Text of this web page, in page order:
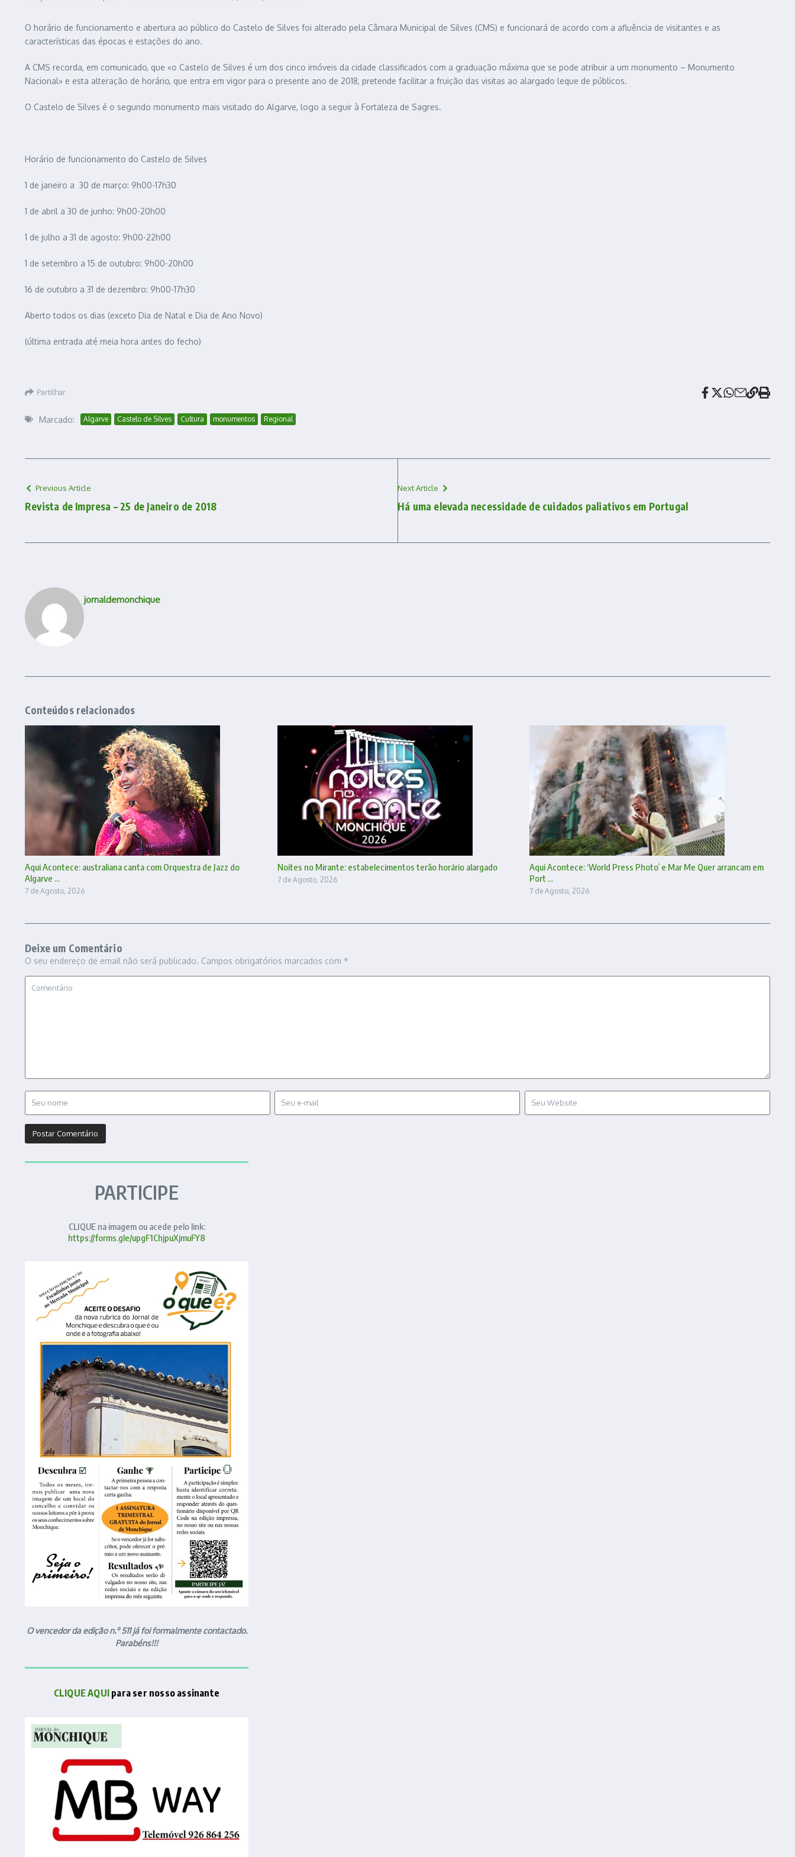
O horário de funcionamento e abertura ao público do Castelo de Silves foi alterado pela Câmara Municipal de Silves (CMS) e funcionará de acordo com a afluência de visitantes e as
características das épocas e estações do ano.
A CMS recorda, em comunicado, que «o Castelo de Silves é um dos cinco imóveis da cidade classificados com a graduação máxima que se pode atribuir a um monumento – Monumento
Nacional» e esta alteração de horário, que entra em vigor para o presente ano de 2018, pretende facilitar a fruição das visitas ao alargado leque de públicos.
O Castelo de Silves é o segundo monumento mais visitado do Algarve, logo a seguir à Fortaleza de Sagres.
Horário de funcionamento do Castelo de Silves
1 de janeiro a 30 de março: 9h00-17h30
1 de abril a 30 de junho: 9h00-20h00
1 de julho a 31 de agosto: 9h00-22h00
1 de setembro a 15 de outubro: 9h00-20h00
16 de outubro a 31 de dezembro: 9h00-17h30
Aberto todos os dias (exceto Dia de Natal e Dia de Ano Novo)
(última entrada até meia hora antes do fecho)
Partilhar
Marcado: Algarve Castelo de Silves Cultura monumentos Regional
Previous Article
Revista de Impresa – 25 de Janeiro de 2018
Next Article
Há uma elevada necessidade de cuidados paliativos em Portugal
jornaldemonchique
Conteúdos relacionados
Aqui Acontece: australiana canta com Orquestra de Jazz do
Algarve ...
7 de Agosto, 2026
Noites no Mirante: estabelecimentos terão horário alargado
7 de Agosto, 2026
Aqui Acontece: ‘World Press Photo’ e Mar Me Quer arrancam em
Port ...
7 de Agosto, 2026
Deixe um Comentário
O seu endereço de email não será publicado. Campos obrigatórios marcados com *
PARTICIPE
CLIQUE na imagem ou acede pelo link:
https://forms.gle/upgF1ChjpuXjmuFY8
O vencedor da edição n.º 511 já foi formalmente contactado.
Parabéns!!!
CLIQUE AQUI para ser nosso assinante